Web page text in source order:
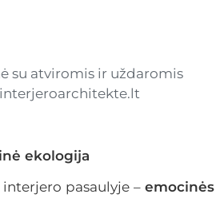
su atviromis ir uždaromis
ekologija
pasaulyje – emocinės